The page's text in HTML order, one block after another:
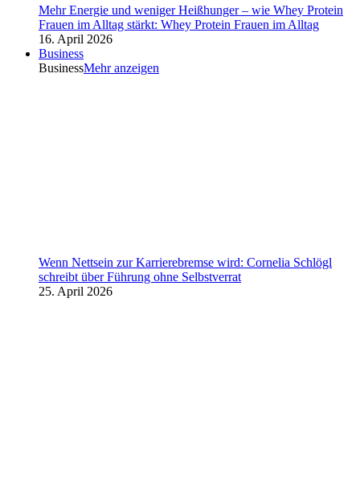
Mehr Energie und weniger Heißhunger – wie Whey Protein
Frauen im Alltag stärkt: Whey Protein Frauen im Alltag
16. April 2026
Business
BusinessMehr anzeigen
Wenn Nettsein zur Karrierebremse wird: Cornelia Schlögl
schreibt über Führung ohne Selbstverrat
25. April 2026